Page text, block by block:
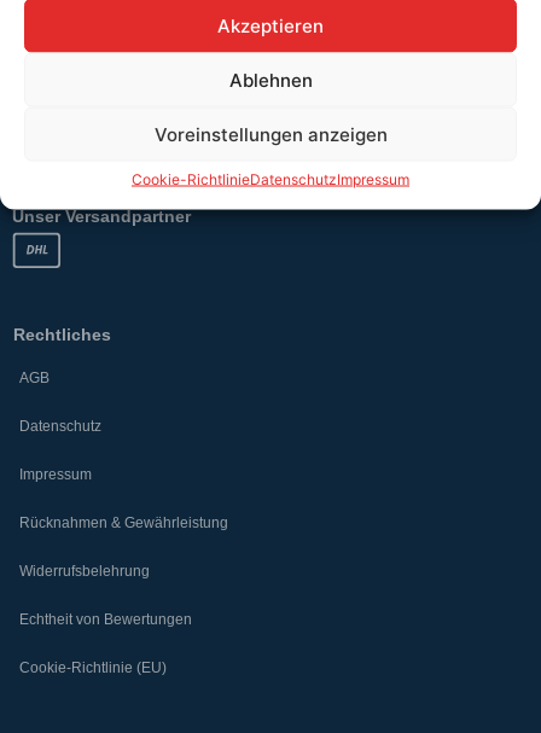
Akzeptieren
Ablehnen
Voreinstellungen anzeigen
Cookie-RichtlinieDatenschutzImpressum
Versand
Unser Versandpartner
Rechtliches
AGB
Datenschutz
Impressum
Rücknahmen & Gewährleistung
Widerrufsbelehrung
Echtheit von Bewertungen
Cookie-Richtlinie (EU)